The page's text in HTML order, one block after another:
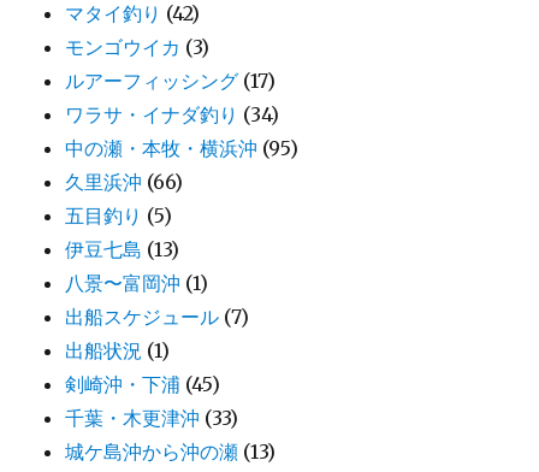
マタイ釣り (42)
モンゴウイカ (3)
ルアーフィッシング (17)
ワラサ・イナダ釣り (34)
中の瀬・本牧・横浜沖 (95)
久里浜沖 (66)
五目釣り (5)
伊豆七島 (13)
八景〜富岡沖 (1)
出船スケジュール (7)
出船状況 (1)
剣崎沖・下浦 (45)
千葉・木更津沖 (33)
城ケ島沖から沖の瀬 (13)